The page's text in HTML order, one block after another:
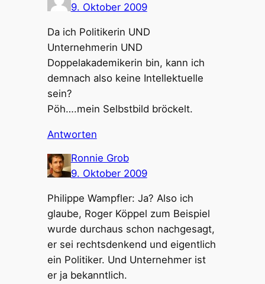
9. Oktober 2009
Da ich Politikerin UND
Unternehmerin UND
Doppelakademikerin bin, kann ich
demnach also keine Intellektuelle
sein?
Pöh….mein Selbstbild bröckelt.
Antworten
Ronnie Grob
9. Oktober 2009
Philippe Wampfler: Ja? Also ich
glaube, Roger Köppel zum Beispiel
wurde durchaus schon nachgesagt,
er sei rechtsdenkend und eigentlich
ein Politiker. Und Unternehmer ist
er ja bekanntlich.